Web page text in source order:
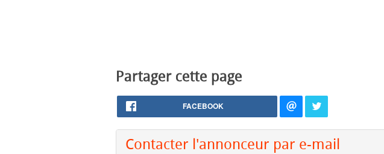
Partager cette page
FACEBOOK
Contacter l'annonceur par e-mail